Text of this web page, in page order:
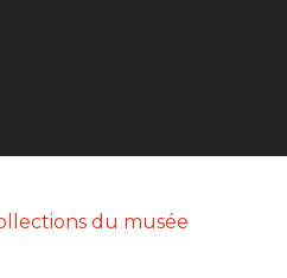
du musée